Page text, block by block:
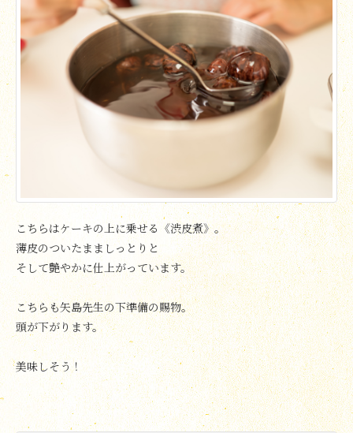
こちらはケーキの上に乗せる《渋皮煮》。
薄皮のついたまましっとりと
そして艶やかに仕上がっています。
こちらも矢島先生の下準備の賜物。
頭が下がります。
美味しそう！